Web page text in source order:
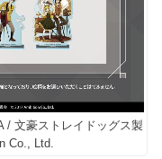
/ 文豪ストレイドッグス製
Co., Ltd.